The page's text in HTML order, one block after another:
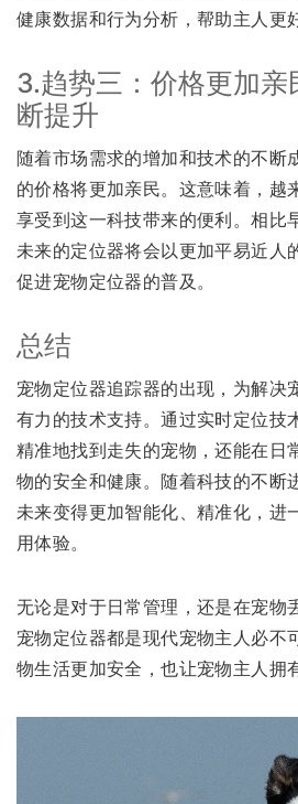
健康数据和行为分析，帮助主人更
3.趋势三：价格更加亲
断提升
随着市场需求的增加和技术的不断
的价格将更加亲民。这意味着，越
享受到这一科技带来的便利。相比
未来的定位器将会以更加平易近人
促进宠物定位器的普及。
总结
宠物定位器追踪器的出现，为解决
有力的技术支持。通过实时定位技
精准地找到走失的宠物，还能在日
物的安全和健康。随着科技的不断
未来变得更加智能化、精准化，进
用体验。
无论是对于日常管理，还是在宠物
宠物定位器都是现代宠物主人必不
物生活更加安全，也让宠物主人拥